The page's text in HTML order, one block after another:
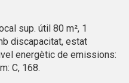
sup. útil 80 m², 1
discapacitat, estat
energètic de emissions:
C, 168.
del comportament
informació recollida